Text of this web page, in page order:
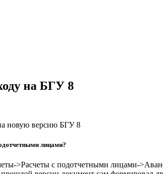
на БГУ 8
новую версию БГУ 8
лицами?
>Расчеты с подотчетными лицами-